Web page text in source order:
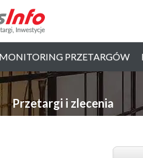
MONITORING PRZETARGÓW
Przetargi i zlecenia